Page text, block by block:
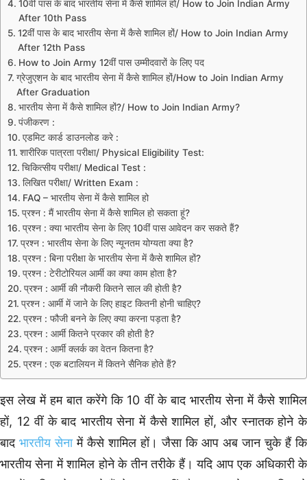
10वीं पास के बाद भारतीय सेना में कैसे शामिल हों/ How to Join Indian Army
After 10th Pass
12वीं पास के बाद भारतीय सेना में कैसे शामिल हों/ How to Join Indian Army
After 12th Pass
How to Join Army 12वीं पास उम्मीदवारों के लिए पद
ग्रेजुएशन के बाद भारतीय सेना में कैसे शामिल हों/How to Join Indian Army
After Graduation
भारतीय सेना में कैसे शामिल हों?/ How to Join Indian Army?
पंजीकरण :
एडमिट कार्ड डाउनलोड करे :
शारीरिक पात्रता परीक्षा/ Physical Eligibility Test:
चिकित्सीय परीक्षा/ Medical Test :
लिखित परीक्षा/ Written Exam :
FAQ – भारतीय सेना में कैसे शामिल हो
प्रश्न : मैं भारतीय सेना में कैसे शामिल हो सकता हूं?
प्रश्न : क्या भारतीय सेना के लिए 10वीं पास आवेदन कर सकते हैं?
प्रश्न : भारतीय सेना के लिए न्यूनतम योग्यता क्या है?
प्रश्न : बिना परीक्षा के भारतीय सेना में कैसे शामिल हों?
प्रश्न : टेरीटोरियल आर्मी का क्या काम होता है?
प्रश्न : आर्मी की नौकरी कितने साल की होती है?
प्रश्न : आर्मी में जाने के लिए हाइट कितनी होनी चाहिए?
प्रश्न : फौजी बनने के लिए क्या करना पड़ता है?
प्रश्न : आर्मी कितने प्रकार की होती है?
प्रश्न : आर्मी क्लर्क का वेतन कितना है?
प्रश्न : एक बटालियन में कितने सैनिक होते हैं?
इस लेख में हम बात करेंगे कि 10 वीं के बाद भारतीय सेना में कैसे शामिल
हों, 12 वीं के बाद भारतीय सेना में कैसे शामिल हों, और स्नातक होने के
बाद भारतीय सेनामें कैसे शामिल हों। जैसा कि आप अब जान चुके हैं कि
भारतीय सेना में शामिल होने के तीन तरीके हैं। यदि आप एक अधिकारी के